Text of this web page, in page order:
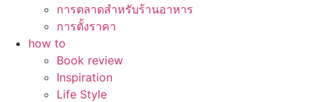
การตลาดสำหรับร้านอาหาร
การตั้งราคา
how to
Book review
Inspiration
Life Style